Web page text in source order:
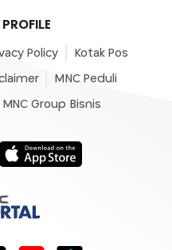
Policy Kotak Pos
MNC Peduli
MNC Group Bisnis